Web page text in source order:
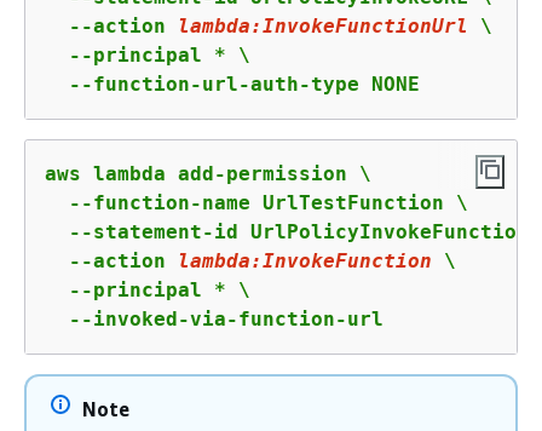
  --action
lambda:InvokeFunctionUrl
\
  --principal * \
  --function-url-auth-type NONE
aws lambda add-permission \
  --function-name UrlTestFunction \
--statement-id UrlPolicyInvokeFunction
  --action
lambda:InvokeFunction \
  --principal * \
  --invoked-via-function-url
Note